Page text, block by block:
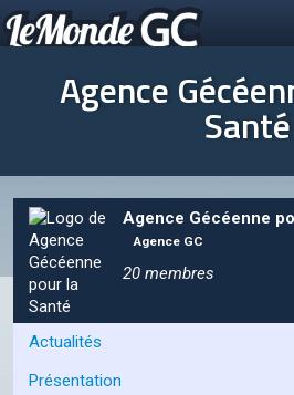
Carte et pays
Organisations
OCGC
À PROPOS DE L'OCGC
Présentation de l'OCGC
Agence
Santé
Agence Gécéenne
Agence GC
20 membres
Actualités
Présentation